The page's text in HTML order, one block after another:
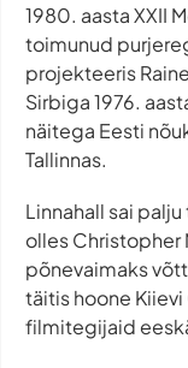
1980. aasta XXII
toimunud
projekteeris
Sirbiga 1976.
näitega Eesti
Tallinnas.
Linnahall sai
olles Christopher
põnevaimaks
täitis hoone
filmitegijaid